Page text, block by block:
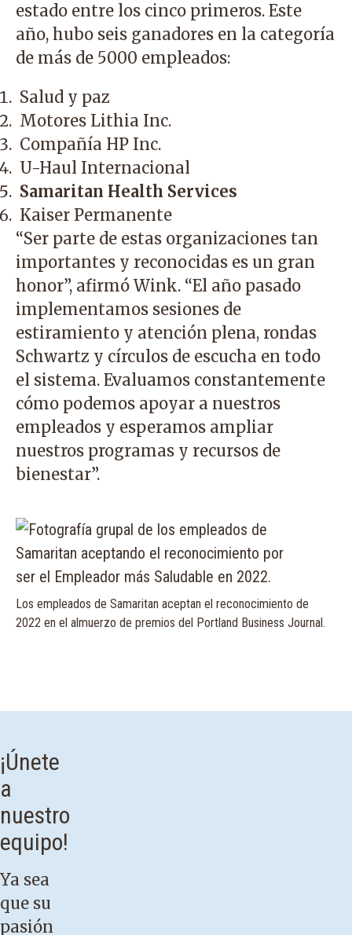
estado entre los cinco primeros. Este
año, hubo seis ganadores en la categoría
de más de 5000 empleados:
Salud y paz
Motores Lithia Inc.
Compañía HP Inc.
U-Haul Internacional
Samaritan Health Services
Kaiser Permanente
“Ser parte de estas organizaciones tan
importantes y reconocidas es un gran
honor”, afirmó Wink. “El año pasado
implementamos sesiones de
estiramiento y atención plena, rondas
Schwartz y círculos de escucha en todo
el sistema. Evaluamos constantemente
cómo podemos apoyar a nuestros
empleados y esperamos ampliar
nuestros programas y recursos de
bienestar”.
Los empleados de Samaritan aceptan el reconocimiento de
2022 en el almuerzo de premios del Portland Business Journal.
¡Únete
a
nuestro
equipo!
Ya sea
que su
pasión